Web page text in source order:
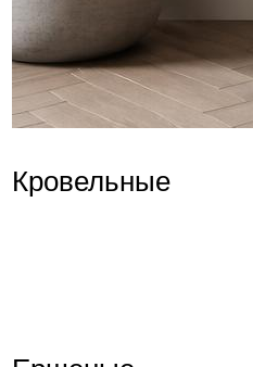
Кровельные